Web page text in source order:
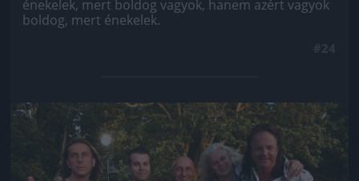
énekelek, mert boldog vagyok, hanem azért vagyok
boldog, mert énekelek.
Jön még kép!